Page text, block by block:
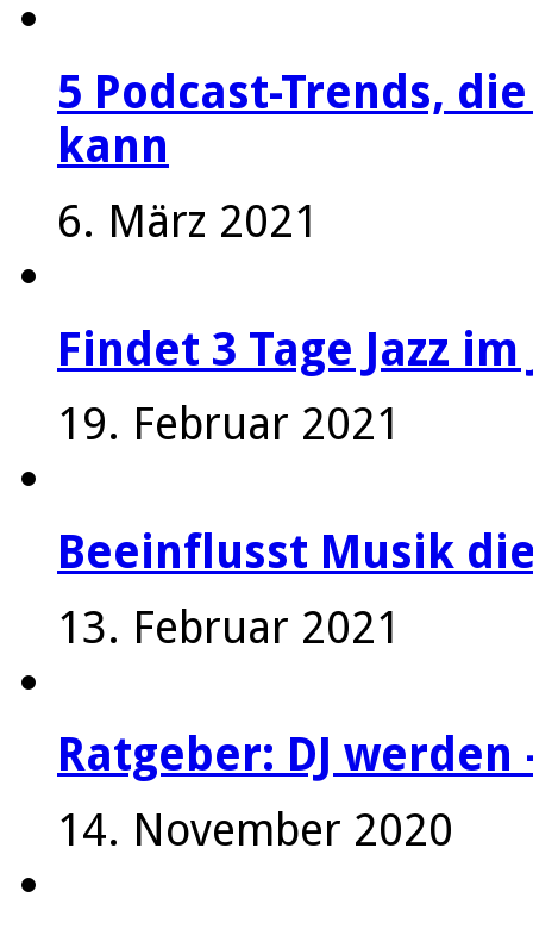
5 Podcast-Trends,
kann
6. März 2021
Findet 3 Tage Jazz
19. Februar 2021
Beeinflusst Musik
13. Februar 2021
Ratgeber: DJ
14. November 2020